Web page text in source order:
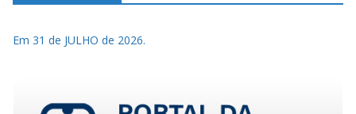
Em 31 de JULHO de 2026.